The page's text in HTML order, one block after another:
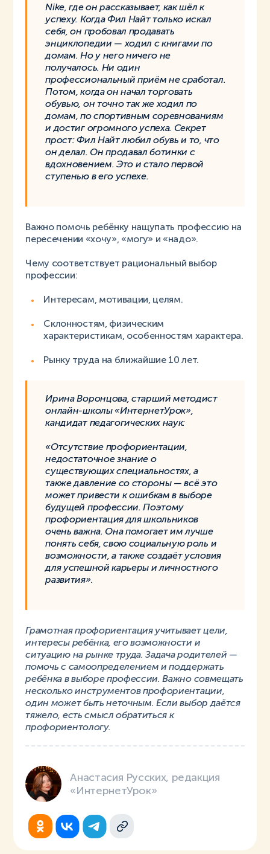
Nike, где он рассказывает, как шёл к
успеху. Когда Фил Найт только искал
себя, он пробовал продавать
энциклопедии — ходил с книгами по
домам. Но у него ничего не
получалось. Ни один
профессиональный приём не сработал.
Потом, когда он начал торговать
обувью, он точно так же ходил по
домам, по спортивным соревнованиям
и достиг огромного успеха. Секрет
прост: Фил Найт любил обувь и то, что
он делал. Он продавал ботинки с
вдохновением. Это и стало первой
ступенью в его успехе.
Важно помочь ребёнку нащупать профессию на
пересечении «хочу», «могу» и «надо».
Чему соответствует рациональный выбор
профессии:
Интересам, мотивации, целям.
Склонностям, физическим
характеристикам, особенностям характера.
Рынку труда на ближайшие 10 лет.
Ирина Воронцова, старший методист
онлайн-школы «ИнтернетУрок»,
кандидат педагогических наук:
«Отсутствие профориентации,
недостаточное знание о
существующих специальностях, а
также давление со стороны — всё это
может привести к ошибкам в выборе
будущей профессии. Поэтому
профориентация для школьников
очень важна. Она помогает им лучше
понять себя, свою социальную роль и
возможности, а также создаёт условия
для успешной карьеры и личностного
развития».
Грамотная профориентация учитывает цели,
интересы ребёнка, его возможности и
ситуацию на рынке труда. Задача родителей —
помочь с самоопределением и поддержать
ребёнка в выборе профессии. Важно совмещать
несколько инструментов профориентации,
один может быть неточным. Если выбор даётся
тяжело, есть смысл обратиться к
профориентологу.
Анастасия Русских, редакция
«ИнтернетУрок»